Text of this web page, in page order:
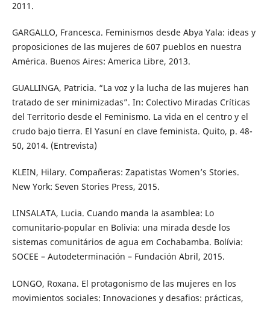
2011.
GARGALLO, Francesca. Feminismos desde Abya Yala: ideas y
proposiciones de las mujeres de 607 pueblos en nuestra
América. Buenos Aires: America Libre, 2013.
GUALLINGA, Patricia. “La voz y la lucha de las mujeres han
tratado de ser minimizadas”. In: Colectivo Miradas Críticas
del Territorio desde el Feminismo. La vida en el centro y el
crudo bajo tierra. El Yasuní en clave feminista. Quito, p. 48-
50, 2014. (Entrevista)
KLEIN, Hilary. Compañeras: Zapatistas Women’s Stories.
New York: Seven Stories Press, 2015.
LINSALATA, Lucia. Cuando manda la asamblea: Lo
comunitario-popular en Bolivia: una mirada desde los
sistemas comunitários de agua em Cochabamba. Bolívia:
SOCEE – Autodeterminación – Fundación Abril, 2015.
LONGO, Roxana. El protagonismo de las mujeres en los
movimientos sociales: Innovaciones y desafios: prácticas,